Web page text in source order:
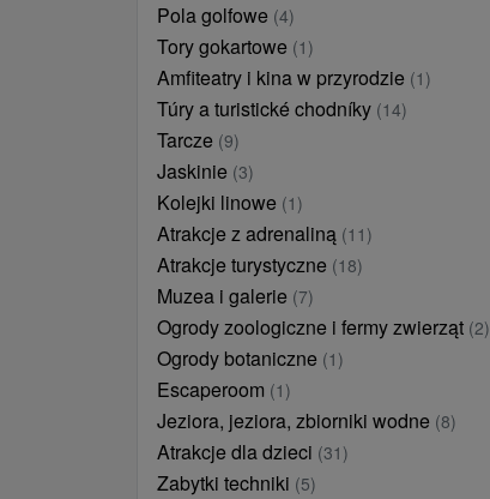
Pola golfowe (4)
Tory gokartowe (1)
Amfiteatry i kina w przyrodzie (1)
Túry a turistické chodníky (14)
Tarcze (9)
Jaskinie (3)
Kolejki linowe (1)
Atrakcje z adrenaliną (11)
Atrakcje turystyczne (18)
Muzea i galerie (7)
Ogrody zoologiczne i fermy zwierząt (2)
Ogrody botaniczne (1)
Escaperoom (1)
Jeziora, jeziora, zbiorniki wodne (8)
Atrakcje dla dzieci (31)
Zabytki techniki (5)